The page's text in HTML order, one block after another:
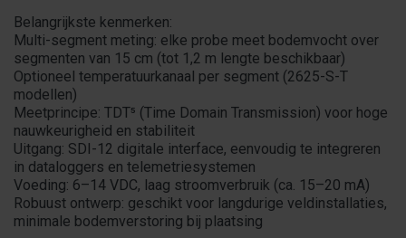
Belangrijkste kenmerken:
Multi-segment meting: elke probe meet bodemvocht over
segmenten van 15 cm (tot 1,2 m lengte beschikbaar)
Optioneel temperatuurkanaal per segment (2625-S-T
modellen)
Meetprincipe: TDT⁵ (Time Domain Transmission) voor hoge
nauwkeurigheid en stabiliteit
Uitgang: SDI-12 digitale interface, eenvoudig te integreren
in dataloggers en telemetriesystemen
Voeding: 6–14 VDC, laag stroomverbruik (ca. 15–20 mA)
Robuust ontwerp: geschikt voor langdurige veldinstallaties,
minimale bodemverstoring bij plaatsing